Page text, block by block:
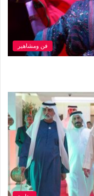
فن ومشاهير